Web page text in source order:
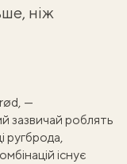
ніж
—
зазвичай роблять
ругброда,
існує